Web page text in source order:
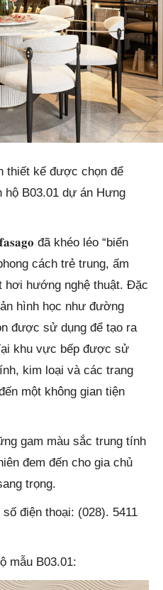
thiết kế được chọn để
hộ B03.01 dự án Hưng
đã khéo léo “biến
cách trẻ trung, ấm
hơi hướng nghệ thuật. Đặc
hình học như đường
được sử dụng để tạo ra
khu vực bếp được sử
kim loại và các trang
một không gian tiện
gam màu sắc trung tính
đem đến cho gia chủ
trọng.
điện thoại: (028). 5411
mẫu B03.01: